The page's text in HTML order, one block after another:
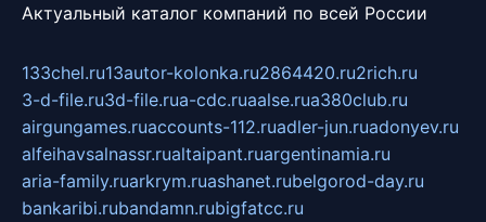
Актуальный каталог компаний по всей России
133chel.ru13autor-kolonka.ru2864420.ru2rich.ru
3-d-file.ru3d-file.rua-cdc.ruaalse.rua380club.ru
airgungames.ruaccounts-112.ruadler-jun.ruadonyev.ru
alfeihavsalnassr.rualtaipant.ruargentinamia.ru
aria-family.ruarkrym.ruashanet.rubelgorod-day.ru
bankaribi.rubandamn.rubigfatcc.ru